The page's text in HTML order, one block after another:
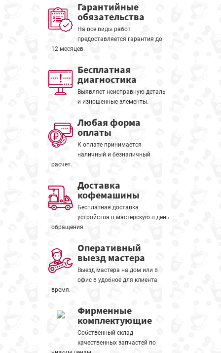
Гарантийные
обязательства
На все виды работ
предоставляется гарантия до
12 месяцев.
Бесплатная
диагностика
Выявляет неисправную деталь
и изношенные элементы.
Любая форма
оплаты
К оплате принимается
наличный и безналичный
расчет.
Доставка
кофемашины
Бесплатная доставка
устройства в мастерскую в день
обращения.
Оперативный
выезд мастера
Выезд мастера на дом или в
офис в удобное для клиента
время.
Фирменные
комплектующие
Собственный склад
качественных запчастей по